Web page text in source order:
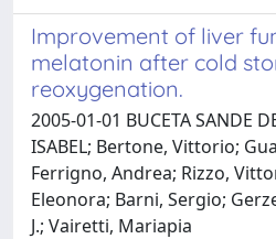
Improvement of liver
melatonin after cold
reoxygenation.
2005-01-01 BUCETA SANDE
ISABEL; Bertone, Vittorio;
Ferrigno, Andrea; Rizzo,
Eleonora; Barni, Sergio;
J.; Vairetti, Mariapia